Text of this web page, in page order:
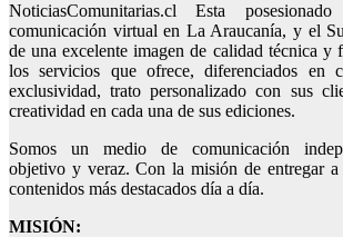
NoticiasComunitarias.cl Esta
comunicación virtual en La Araucanía, y el
de una excelente imagen de calidad técnica y
los servicios que ofrece, diferenciados en
exclusividad, trato personalizado con sus
creatividad en cada una de sus ediciones.
Somos un medio de comunicación
objetivo y veraz. Con la misión de entregar a
contenidos más destacados día a día.
MISIÓN: